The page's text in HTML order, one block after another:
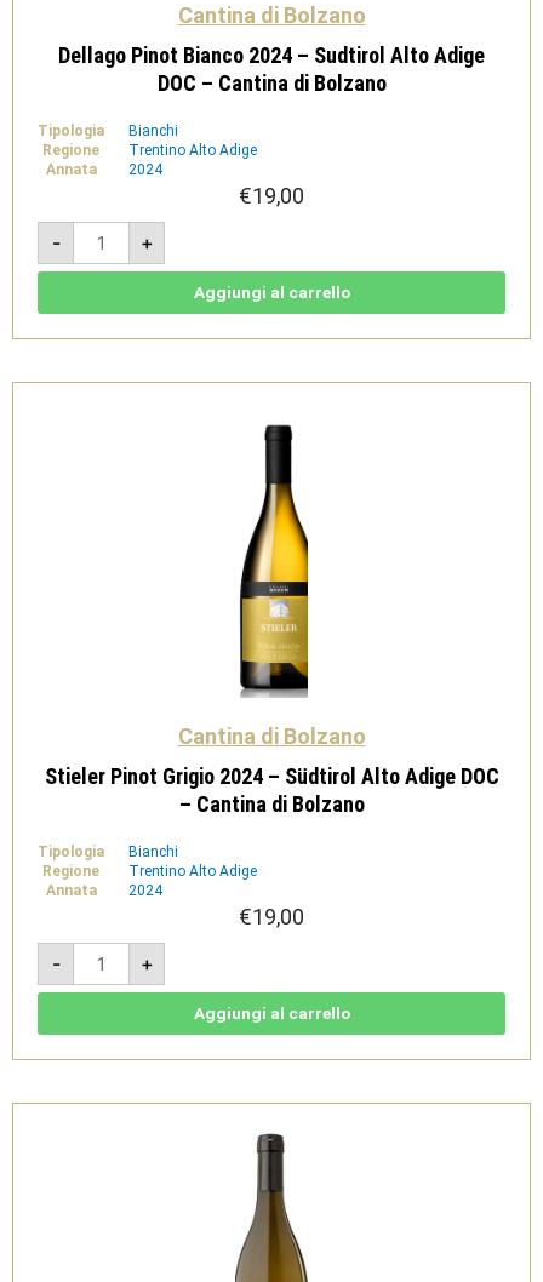
Cantina di Bolzano
Dellago Pinot Bianco 2024 – Sudtirol Alto Adige
DOC – Cantina di Bolzano
Tipologia
Bianchi
Regione
Trentino Alto Adige
Annata
2024
€19,00
-
Dellago
Pinot
Bianco
2024
Adige
Cantina
+
Aggiungi al carrello
Cantina di Bolzano
Stieler Pinot Grigio 2024 – Südtirol Alto Adige DOC
– Cantina di Bolzano
Tipologia
Bianchi
Regione
Trentino Alto Adige
Annata
2024
€19,00
-
Stieler
Pinot
Grigio
2024
Adige
Cantina
+
Aggiungi al carrello